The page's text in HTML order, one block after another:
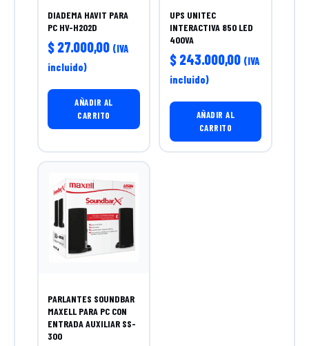
DIADEMA HAVIT PARA
PC HV-H202D
$ 27.000,00 (IVA
incluido)
AÑADIR AL
CARRITO
UPS UNITEC
INTERACTIVA 850 LED
400VA
$243.000,00 (IVA
incluido)
AÑADIR AL
CARRITO
PARLANTES SOUNDBAR
MAXELL PARA PC CON
ENTRADA AUXILIAR SS-
300